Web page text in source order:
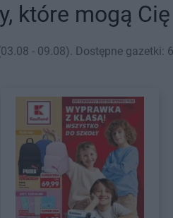
które mogą
- 09.08). Dostępne gazetki: